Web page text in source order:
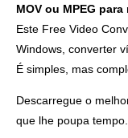
MOV ou MPEG
Este Free Video
Windows, converter
É simples, mas
Descarregue o
que lhe poupa tempo.